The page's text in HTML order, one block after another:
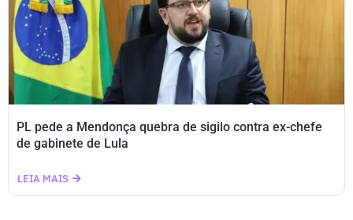
PL pede a Mendonça quebra de sigilo contra ex-chefe
de gabinete de Lula
LEIA MAIS